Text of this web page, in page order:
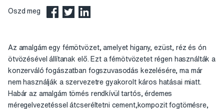
Oszd meg
Az amalgám egy fémötvözet, amelyet higany, ezüst, réz és ón
ötvözésével állítanak elő. Ezt a fémötvözetet régen használták a
konzerváló fogászatban fogszuvasodás kezelésére, ma már
nem használják a szervezetre gyakorolt káros hatásai miatt.
Habár az amalgám tömés rendkívül tartós, érdemes
méregelvezetéssel átcseréltetni cement,kompozit fogtömésre,